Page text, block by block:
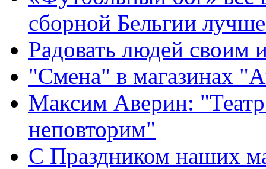
сборной Бельгии
Радовать людей своим
"Смена" в магазинах
Максим Аверин:
неповторим"
С Праздником наших